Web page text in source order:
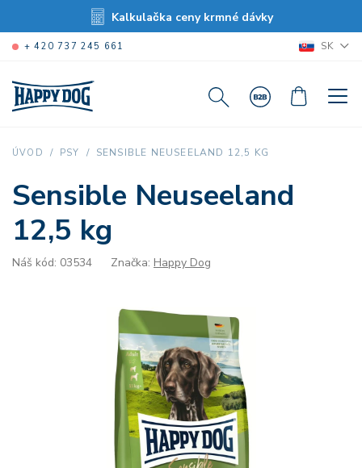
Kalkulačka ceny krmné dávky
+ 420 737 245 661 SK
ÚVOD PSY SENSIBLE NEUSEELAND 12,5 KG
Sensible Neuseeland
12,5 kg
Náš kód: 03534 Značka: Happy Dog